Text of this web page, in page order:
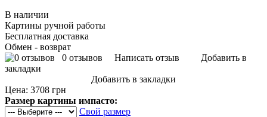
В наличии
Картины ручной работы
Бесплатная доставка
Обмен - возврат
0 отзывов
Написать отзыв
Добавить в
закладки
Добавить в закладки
Цена: 3708 грн
Размер картины импасто:
Свой размер